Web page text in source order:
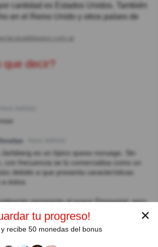
cantidad es Estados Unidos. También
en el Reino Unido y otros países de
que decir?
Jarlsberg es un típico queso noruego. Sin
con frecuencia se lo comercializa como un
debido a que presenta características
éstos.
semejante al queso Emmental, pero
más dulce y fuerte que éste.
✕
tu progreso!
recibe 50 monedas del bonus